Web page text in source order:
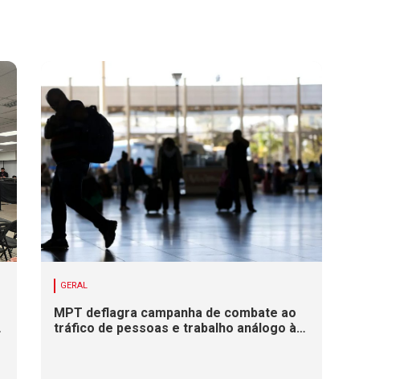
GERAL
MPT deflagra campanha de combate ao
tráfico de pessoas e trabalho análogo à